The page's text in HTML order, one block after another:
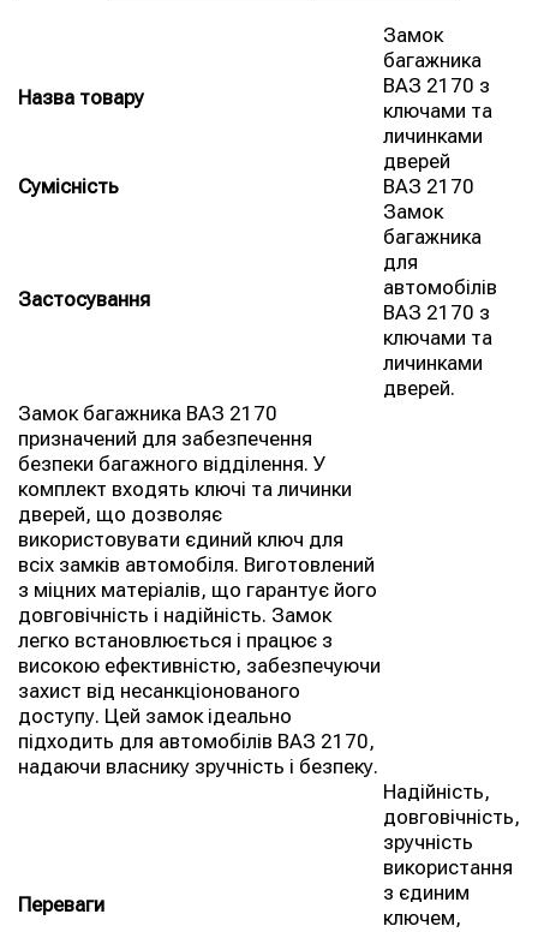
Назва товару
Замок
багажника
ВАЗ 2170 з
ключами та
личинками
дверей
Сумісність
ВАЗ 2170
Застосування
Замок
багажника
для
автомобілів
ВАЗ 2170 з
ключами та
личинками
дверей.
Замок багажника ВАЗ 2170
призначений для забезпечення
безпеки багажного відділення. У
комплект входять ключі та личинки
дверей, що дозволяє
використовувати єдиний ключ для
всіх замків автомобіля. Виготовлений
з міцних матеріалів, що гарантує його
довговічність і надійність. Замок
легко встановлюється і працює з
високою ефективністю, забезпечуючи
захист від несанкціонованого
доступу. Цей замок ідеально
підходить для автомобілів ВАЗ 2170,
надаючи власнику зручність і безпеку.
Переваги
Надійність,
довговічність,
зручність
використання
з єдиним
ключем,